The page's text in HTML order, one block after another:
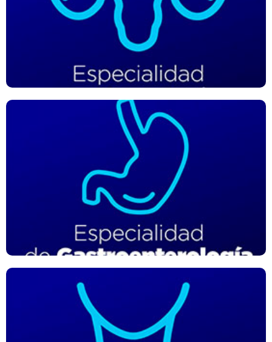
Brinda atención y vela por la salud de la mujer a lo largo de
su vida. La obstetricia es la especialidad médica que brinda
atención al embarazo, el parto y el puerperio a las mujeres
en edad reproductiva.
Especialidad de Gastroenterología
Click edit button to change this text. Lorem ipsum dolor sit
amet, consectetur adipiscing elit. Ut elit tellus, luctus nec
ullamcorper mattis, pulvinar dapibus leo.
Especialidad de Endocrinología